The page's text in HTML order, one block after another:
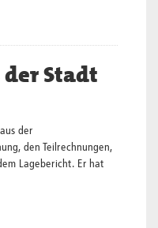
der Stadt
der
den Teilrechnungen,
Lagebericht. Er hat